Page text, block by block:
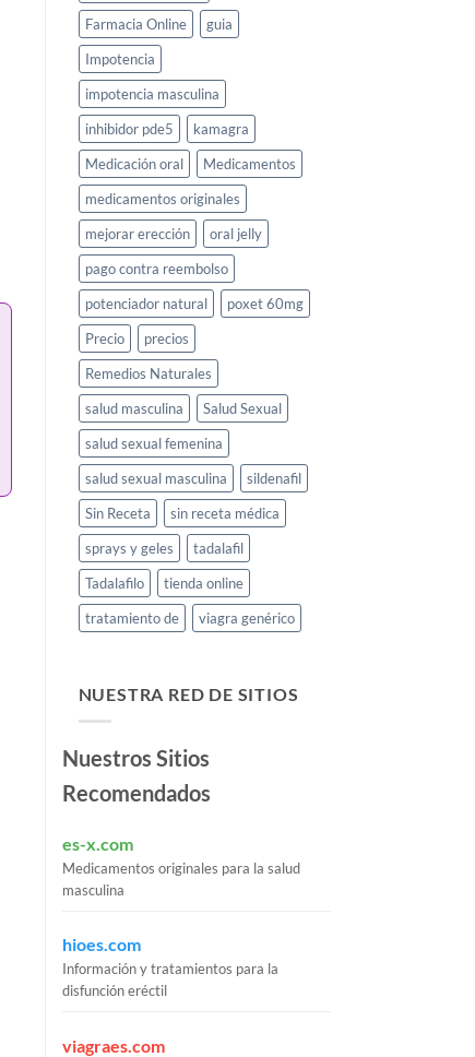
Farmacia Online
guia
Impotencia
impotencia masculina
inhibidor pde5
kamagra
Medicación oral
Medicamentos
medicamentos originales
mejorar erección
oral jelly
pago contra reembolso
potenciador natural
poxet 60mg
Precio
precios
Remedios Naturales
salud masculina
Salud Sexual
salud sexual femenina
salud sexual masculina
sildenafil
Sin Receta
sin receta médica
sprays y geles
tadalafil
Tadalafilo
tienda online
tratamiento de
viagra genérico
NUESTRA RED DE SITIOS
Nuestros Sitios
Recomendados
es-x.com
Medicamentos originales para la salud
masculina
hioes.com
Información y tratamientos para la
disfunción eréctil
viagraes.com